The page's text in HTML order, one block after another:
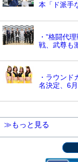
本「ド派手
・”格闘代
戦、武尊も
・ラウン
名決定、6
≫もっと見る